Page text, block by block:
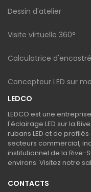
Dessin d'atelier
Visite virtuelle 360°
Calculatrice
Concepteur LED sur
LEDCO
LEDCO est une
l'éclairage LED sur la
rubans LED et de
secteurs commercial,
institutionnel de la Rive-
environs. Visitez notre
CONTACTS